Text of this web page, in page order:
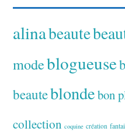
alinabeaute
modeblogueuse
beauteblondebon
collection coquine création